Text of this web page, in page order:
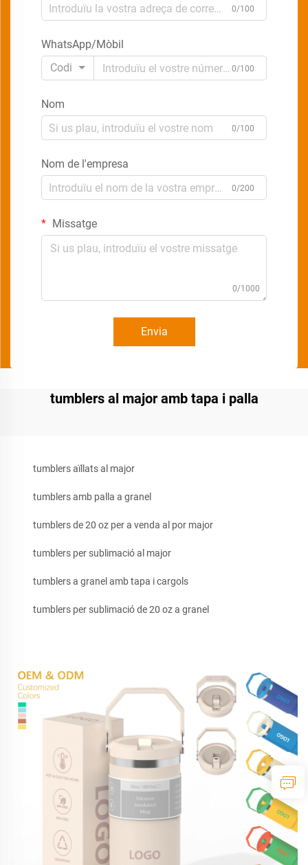
0/100
WhatsApp/Mòbil
Codi
0/100
Nom
0/100
Nom de l'empresa
0/200
Missatge
0/1000
Envia
tumblers al major amb tapa i palla
tumblers aïllats al major
tumblers amb palla a granel
tumblers de 20 oz per a venda al por major
tumblers per sublimació al major
tumblers a granel amb tapa i cargols
tumblers per sublimació de 20 oz a granel